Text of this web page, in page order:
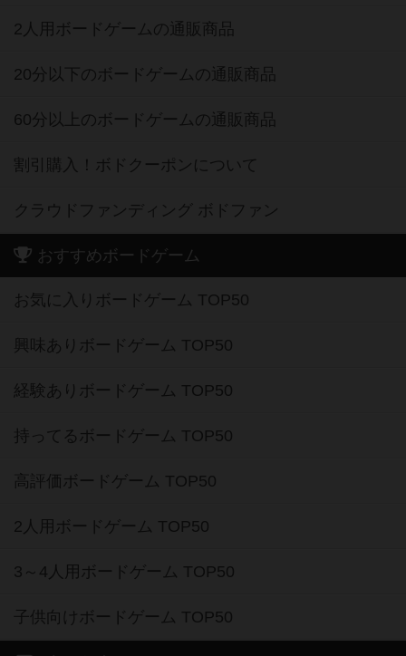
2人用ボードゲームの通販商品
20分以下のボードゲームの通販商品
60分以上のボードゲームの通販商品
割引購入！ボドクーポンについて
クラウドファンディング ボドファン
おすすめボードゲーム
お気に入りボードゲーム TOP50
興味ありボードゲーム TOP50
経験ありボードゲーム TOP50
持ってるボードゲーム TOP50
高評価ボードゲーム TOP50
2人用ボードゲーム TOP50
3～4人用ボードゲーム TOP50
子供向けボードゲーム TOP50